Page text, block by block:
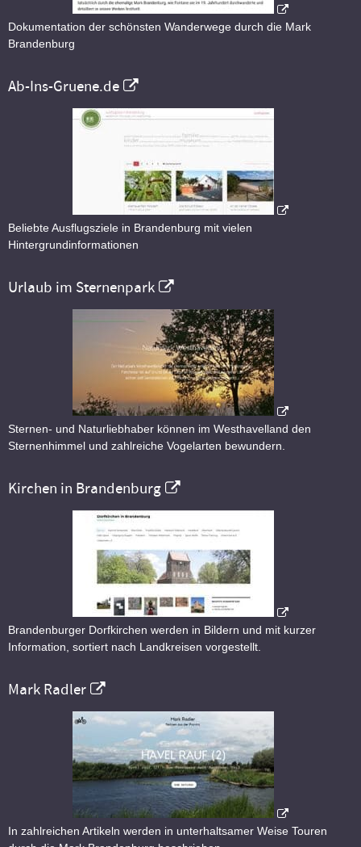
Dokumentation der schönsten Wanderwege durch die Mark
Brandenburg
Ab-Ins-Gruene.de
Beliebte Ausflugsziele in Brandenburg mit vielen
Hintergrundinformationen
Urlaub im Sternenpark
Sternen- und Naturliebhaber können im Westhavelland den
Sternenhimmel und zahlreiche Vogelarten bewundern.
Kirchen in Brandenburg
Brandenburger Dorfkirchen werden in Bildern und mit kurzer
Information, sortiert nach Landkreisen vorgestellt.
Mark Radler
In zahlreichen Artikeln werden in unterhaltsamer Weise Touren